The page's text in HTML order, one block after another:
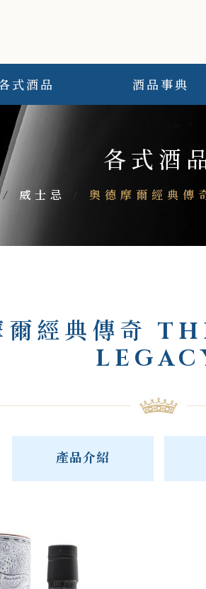
式酒品 酒品事典
各式酒
/ 威士忌 奧德摩爾經典
爾經典傳奇
產品介紹